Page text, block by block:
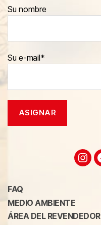
Su nombre
Su e-mail*
FAQ
MEDIO AMBIENTE
ÁREA DEL REVENDEDOR